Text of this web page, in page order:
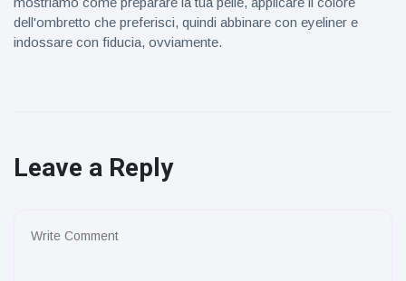
dell'ombretto che preferisci, quindi abbinare con eyeliner e
indossare con fiducia, ovviamente.
Leave a Reply